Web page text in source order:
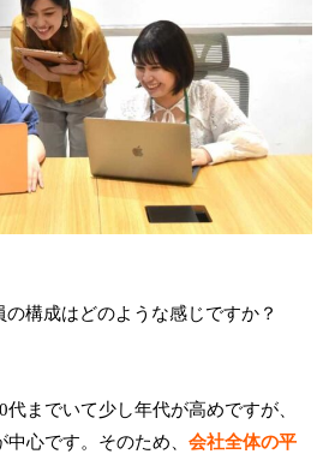
構成はどのような感じですか？
までいて少し年代が高めですが、
中心です。そのため、会社全体の平